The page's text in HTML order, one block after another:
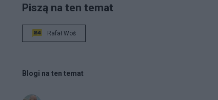
Piszą na ten temat
Rafał Woś
Blogi na ten temat